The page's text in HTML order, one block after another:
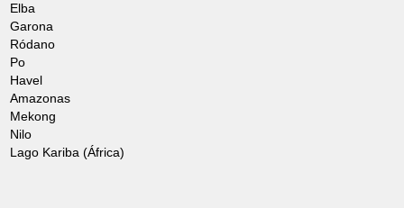
Elba
Garona
Ródano
Po
Havel
Amazonas
Mekong
Nilo
Lago Kariba (África)